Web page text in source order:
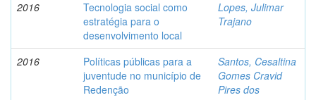
2016
Tecnologia social como
estratégia para o
desenvolvimento local
Lopes, Julimar
Trajano
2016
Políticas públicas para a
juventude no município de
Redenção
Santos, Cesaltina
Gomes Cravid
Pires dos